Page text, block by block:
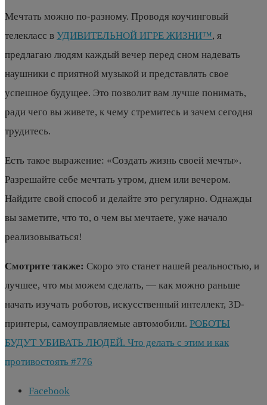
Мечтать можно по-разному. Проводя коучинговый
телекласс в УДИВИТЕЛЬНОЙ ИГРЕ ЖИЗНИ™, я
предлагаю людям каждый вечер перед сном надевать
наушники с приятной музыкой и представлять свое
успешное будущее. Это позволит вам лучше понимать,
ради чего вы живете, к чему стремитесь и зачем сегодня
трудитесь.
Есть такое выражение: «Создать жизнь своей мечты».
Разрешайте себе мечтать утром, днем или вечером.
Найдите свой способ и делайте это регулярно. Однажды
вы заметите, что то, о чем вы мечтаете, уже начало
реализовываться!
Смотрите также: Скоро это станет нашей реальностью, и
лучшее, что мы можем сделать, — как можно раньше
начать изучать роботов, искусственный интеллект, 3D-
принтеры, самоуправляемые автомобили. РОБОТЫ
БУДУТ УБИВАТЬ ЛЮДЕЙ. Что делать с этим и как
противостоять #776
Facebook